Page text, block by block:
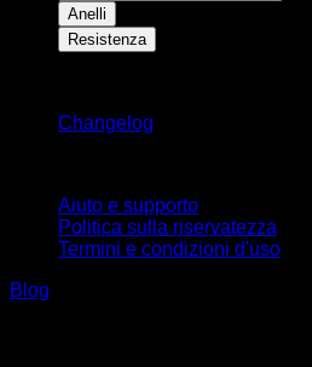
Anelli
Resistenza
Changelog
Aiuto e supporto
Politica sulla riservatezza
Termini e condizioni d'uso
Blog